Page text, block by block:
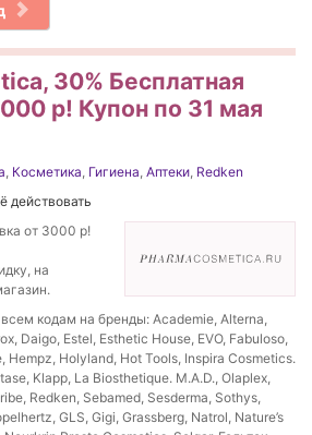
30% Бесплатная
р! Купон по 31 мая
, Косметика, Гигиена, Аптеки, Redken
действовать
от 3000 р!
на
кодам на бренды: Academie, Alterna,
Daigo, Estel, Esthetic House, EVO, Fabuloso,
Hempz, Holyland, Hot Tools, Inspira Cosmetics.
Klapp, La Biosthetique. M.A.D., Olaplex,
Redken, Sebamed, Sesderma, Sothys,
GLS, Gigi, Grassberg, Natrol, Nature’s